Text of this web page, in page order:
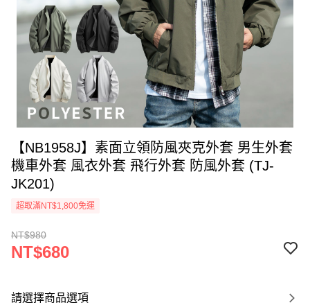
【NB1958J】素面立領防風夾克外套 男生外套
機車外套 風衣外套 飛行外套 防風外套 (TJ-
JK201)
超取滿NT$1,800免運
NT$980
NT$680
請選擇商品選項